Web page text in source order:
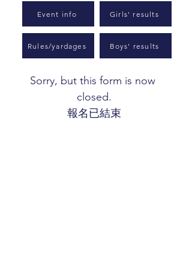
Event info Girls' results
Rules/yardages Boys' results
Sorry, but this form is now
closed.
報名已結束